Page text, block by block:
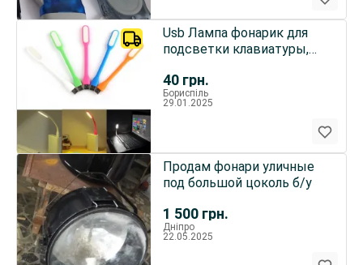
40 грн.
Usb Лампа фонарик для
подсветки клавиатуры,
Бориспіль
29.01.2025
1 500 грн.
Продам фонари уличные
под большой цоколь б/у
Дніпро
22.05.2025